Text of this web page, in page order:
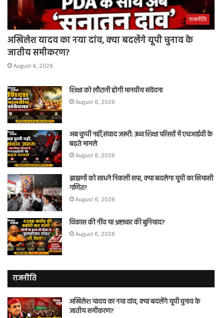
राजनीति
अखिलेश यादव का नया दांव, क्या बदलेंगे यूपी चुनाव के
जातीय समीकरण?
August 6, 2026
शिक्षा को लौटानी होगी मानवीय संवेदना
August 6, 2026
अब चुप्पी नहीं,संवाद ज़रूरी: उच्च शिक्षा परिसरों में एचआईवी के
बढ़ते मामले
August 6, 2026
ब्राह्मणों को साधने निकली सपा, क्या बदलेगा यूपी का सियासी
गणित?
August 6, 2026
विकास की नींव या भ्रष्टाचार की बुनियाद?
August 6, 2026
राजनीति
अखिलेश यादव का नया दांव, क्या बदलेंगे यूपी चुनाव के
जातीय समीकरण?